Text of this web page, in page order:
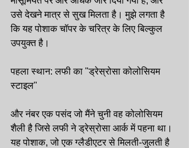
उसे देखने मात्र से सुख मिलता है। मुझे लगता है
कि यह पोशाक चॉपर के चरित्र के लिए बिल्कुल
उपयुक्त है।
पहला स्थान: लफी का "ड्रेस्रोसा कोलोसियम
स्टाइल"
और नंबर एक पसंद जो मैंने चुनी वह कोलोसियम
शैली है जिसे लफी ने ड्रेस्रोसा आर्क में पहना था।
यह पोशाक, जो एक ग्लैडीएटर से मिलती-जुलती है